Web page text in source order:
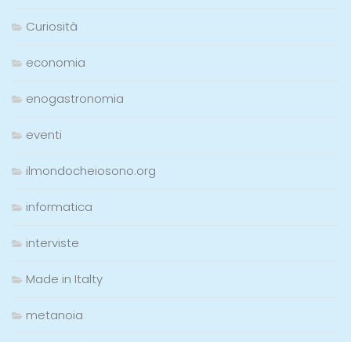
Curiosità
economia
enogastronomia
eventi
ilmondocheiosono.org
informatica
interviste
Made in Italty
metanoia